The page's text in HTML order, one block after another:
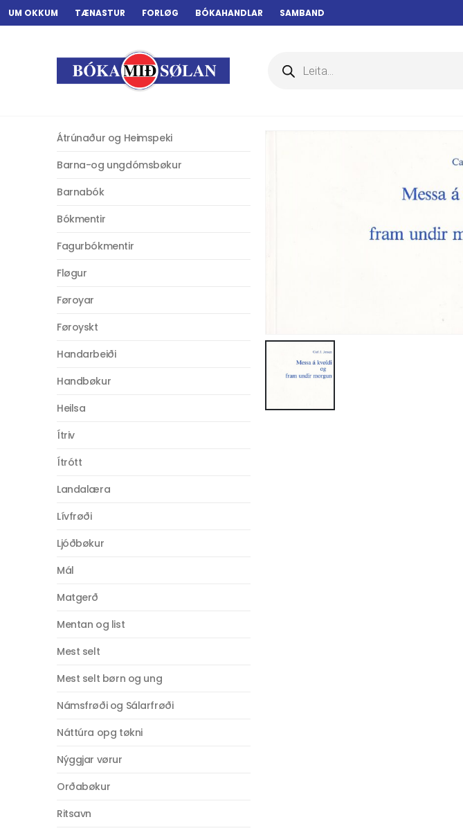
UM OKKUM TÆNASTUR FORLØG BÓKAHANDLAR SAMBAND
search
Átrúnaður og Heimspeki
Barna-og ungdómsbøkur
Barnabók
Bókmentir
Fagurbókmentir
Fløgur
Føroyar
Føroyskt
Handarbeiði
Handbøkur
Heilsa
Ítriv
Ítrótt
Landalæra
Lívfrøði
Ljóðbøkur
Mál
Matgerð
Mentan og list
Mest selt
Mest selt børn og ung
Námsfrøði og Sálarfrøði
Náttúra opg tøkni
Nýggjar vørur
Orðabøkur
Ritsavn